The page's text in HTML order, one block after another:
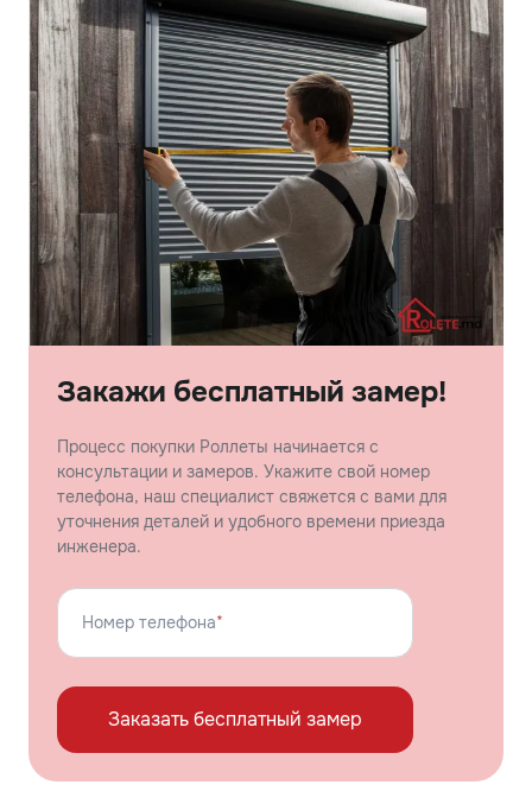
Закажи бесплатный замер!
Процесс покупки Роллеты начинается с
консультации и замеров. Укажите свой номер
телефона, наш специалист свяжется с вами для
уточнения деталей и удобного времени приезда
инженера.
Номер телефона*
Заказать бесплатный замер